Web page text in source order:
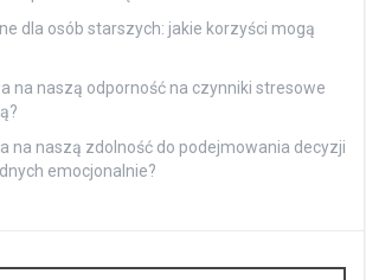
dla osób starszych: jakie korzyści mogą
na naszą odporność na czynniki stresowe
na naszą zdolność do podejmowania decyzji
emocjonalnie?